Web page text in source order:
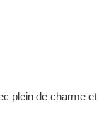
plein de charme et